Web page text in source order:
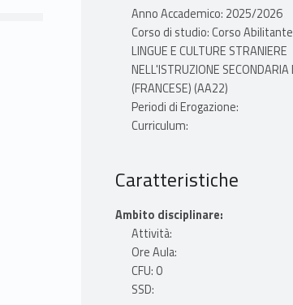
Anno Accademico: 2025/2026
Corso di studio: Corso
LINGUE E CULTURE STRANIERE
NELL'ISTRUZIONE SECONDARIA
(FRANCESE) (AA22)
Periodi di Erogazione:
Curriculum:
Caratteristiche
Ambito disciplinare:
Attività:
Ore Aula:
CFU: 0
SSD: